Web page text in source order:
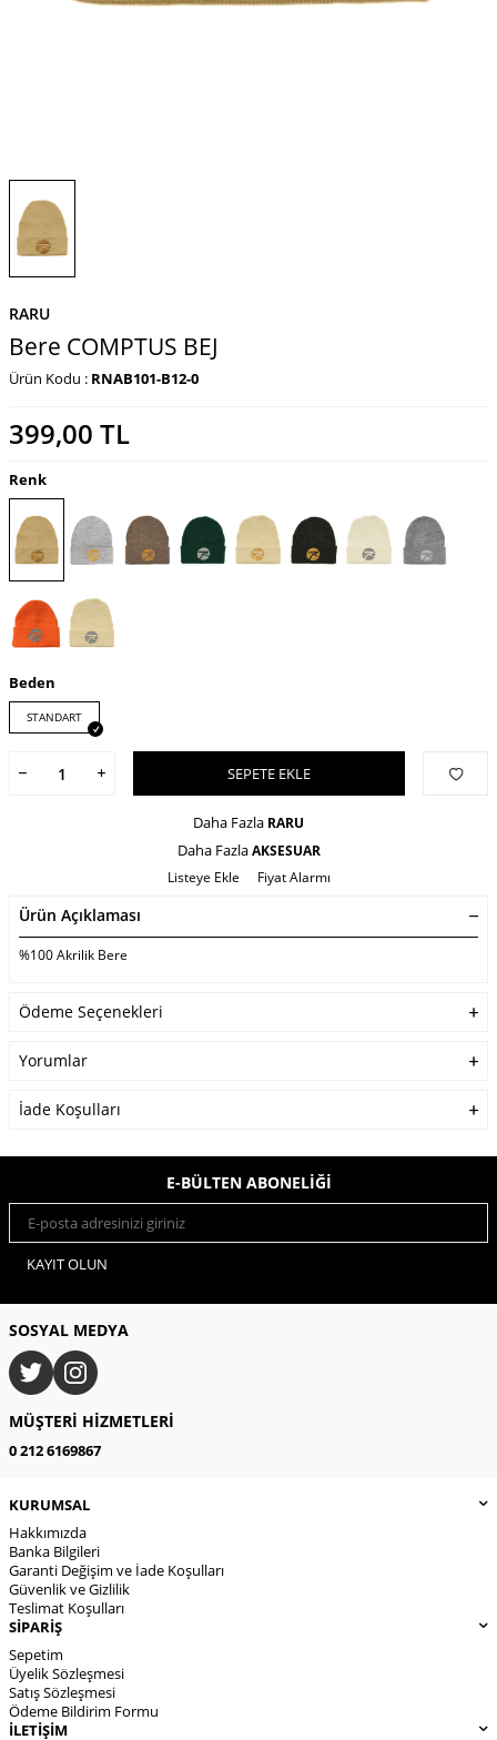
RARU
Bere COMPTUS BEJ
Ürün Kodu : RNAB101-B12-0
399,00 TL
Renk
Beden
STANDART
SEPETE EKLE
Daha Fazla RARU
Daha FazlaAKSESUAR
Listeye Ekle
Fiyat Alarmı
Ürün Açıklaması
%100 Akrilik Bere
Ödeme Seçenekleri
Yorumlar
İade Koşulları
E-BÜLTEN ABONELIĞI
KAYIT OLUN
SOSYAL MEDYA
MÜŞTERI HIZMETLERI
0 212 6169867
KURUMSAL
Hakkımızda
Banka Bilgileri
Garanti Değişim ve İade Koşulları
Güvenlik ve Gizlilik
Teslimat Koşulları
SİPARİŞ
Sepetim
Üyelik Sözleşmesi
Satış Sözleşmesi
Ödeme Bildirim Formu
İLETİŞİM